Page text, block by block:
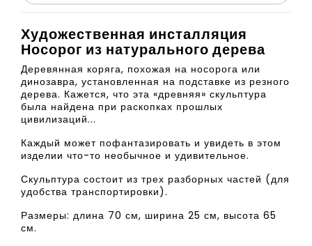
Художественная инсталляция
Носорог из натурального дерева
Деревянная коряга, похожая на носорога или
динозавра, установленная на подставке из резного
дерева. Кажется, что эта «древняя» скульптура
была найдена при раскопках прошлых
цивилизаций...
Каждый может пофантазировать и увидеть в этом
изделии что-то необычное и удивительное.
Скульптура состоит из трех разборных частей (для
удобства транспортировки).
Размеры: длина 70 см, ширина 25 см, высота 65
см.